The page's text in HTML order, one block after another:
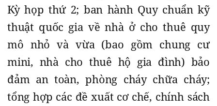
Kỳ họp thứ 2; ban hành Quy chuẩn kỹ
thuật quốc gia về nhà ở cho thuê quy
mô nhỏ và vừa (bao gồm chung cư
mini, nhà cho thuê hộ gia đình) bảo
đảm an toàn, phòng cháy chữa cháy;
tổng hợp các đề xuất cơ chế, chính sách